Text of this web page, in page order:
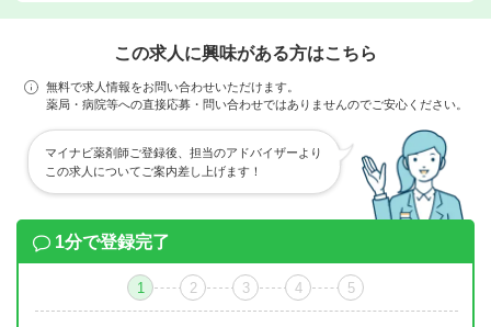
この求人に興味がある方はこちら
無料で求人情報をお問い合わせいただけます。
薬局・病院等への直接応募・問い合わせではありませんのでご安心ください。
マイナビ薬剤師ご登録後、担当のアドバイザーより
この求人についてご案内差し上げます！
1分で登録完了
1 2 3 4 5